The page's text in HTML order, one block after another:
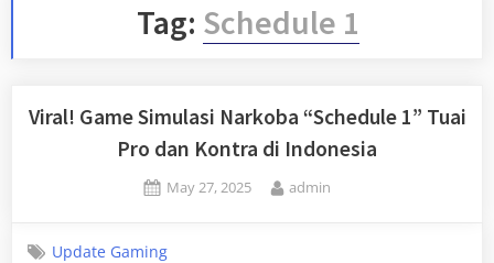
Tag: Schedule 1
Viral! Game Simulasi Narkoba “Schedule 1” Tuai
Pro dan Kontra di Indonesia
Posted
May 27, 2025 By
admin
Update Gaming